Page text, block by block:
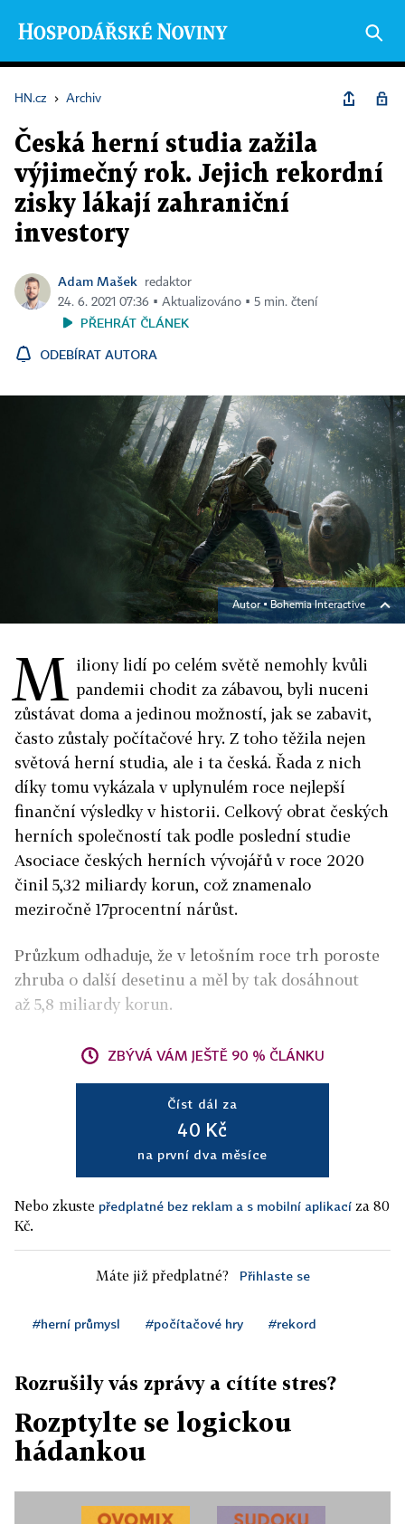
HN.cz › Archiv
Česká herní studia zažila
výjimečný rok. Jejich rekordní
zisky lákají zahraniční
investory
Adam Mašek
redaktor
24. 6. 2021 07:36 ▪ Aktualizováno ▪ 5 min. čtení
PŘEHRÁT ČLÁNEK
ODEBÍRAT AUTORA
Autor ▪ Bohemia Interactive
M iliony lidí po celém světě nemohly kvůli
pandemii chodit za zábavou, byli nuceni
zůstávat doma a jedinou možností, jak se zabavit,
často zůstaly počítačové hry. Z toho těžila nejen
světová herní studia, ale i ta česká. Řada z nich
díky tomu vykázala v uplynulém roce nejlepší
finanční výsledky v historii. Celkový obrat českých
herních společností tak podle poslední studie
Asociace českých herních vývojářů v roce 2020
činil 5,32 miliardy korun, což znamenalo
meziročně 17procentní nárůst.
Průzkum odhaduje, že v letošním roce trh poroste
zhruba o další desetinu a měl by tak dosáhnout
až 5,8 miliardy korun.
ZBÝVÁ VÁM JEŠTĚ 90 % ČLÁNKU
Číst dál za
40 Kč
na první dva měsíce
Nebo zkuste předplatné bez reklam a s mobilní aplikací za 80
Kč.
Máte již předplatné? Přihlaste se
#herní průmysl #počítačové hry #rekord
Rozrušily vás zprávy a cítíte stres?
Rozptylte se logickou
hádankou